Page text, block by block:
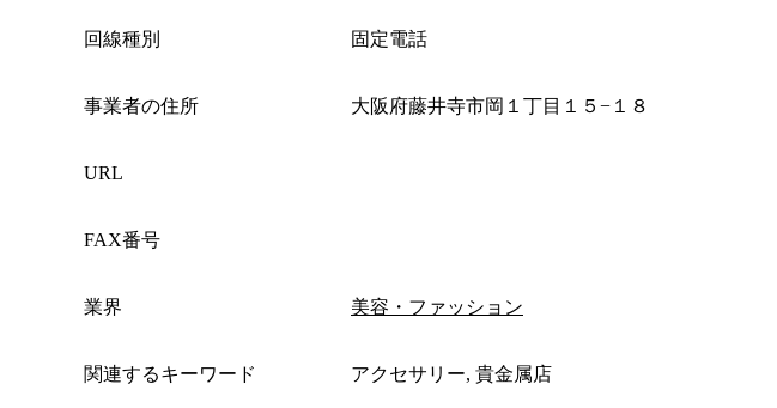
回線種別 固定電話
事業者の住所 大阪府藤井寺市岡１丁目１５−１８
URL
FAX番号
業界 美容・ファッション
関連するキーワード アクセサリー, 貴金属店